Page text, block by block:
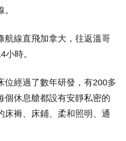
航線直飛加拿大，往返溫哥
時。
位經過了數年研發，有200多
個休息艙都設有安靜私密的
床褥、床鋪、柔和照明、通